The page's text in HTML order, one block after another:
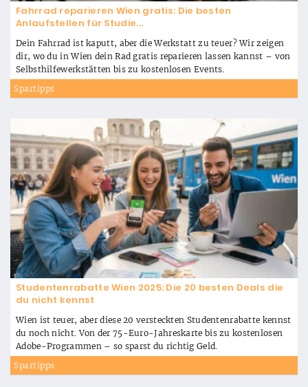
Fahrrad reparieren Wien gratis: Die besten
Anlaufstellen für Studie...
Dein Fahrrad ist kaputt, aber die Werkstatt zu teuer? Wir zeigen
dir, wo du in Wien dein Rad gratis reparieren lassen kannst – von
Selbsthilfewerkstätten bis zu kostenlosen Events.
Spartipps
Studentenrabatte Wien 2025: Die 20 besten Deals die
du nicht kennst
Wien ist teuer, aber diese 20 versteckten Studentenrabatte kennst
du noch nicht. Von der 75-Euro-Jahreskarte bis zu kostenlosen
Adobe-Programmen – so sparst du richtig Geld.
Spartipps